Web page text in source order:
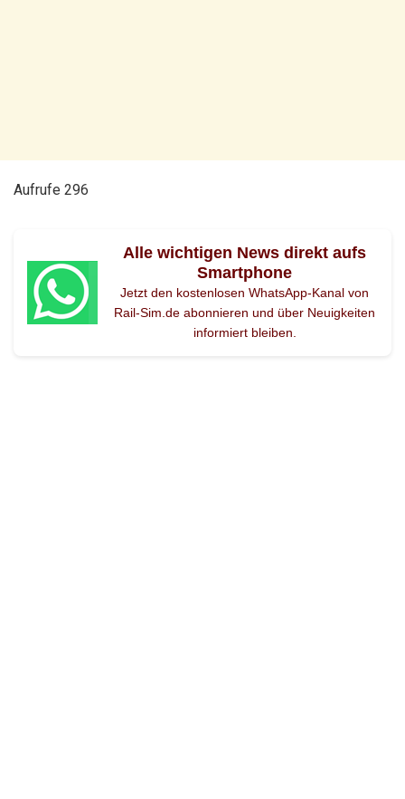
Aufrufe 296
Alle wichtigen News direkt aufs
Smartphone
Jetzt den kostenlosen WhatsApp-Kanal von
Rail-Sim.de abonnieren und über Neuigkeiten
informiert bleiben.